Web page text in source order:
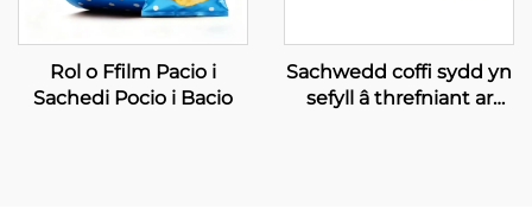
Rol o Ffilm Pacio i
Sachedi Pocio i Bacio
Sachwedd coffi sydd yn
sefyll â threfniant ar